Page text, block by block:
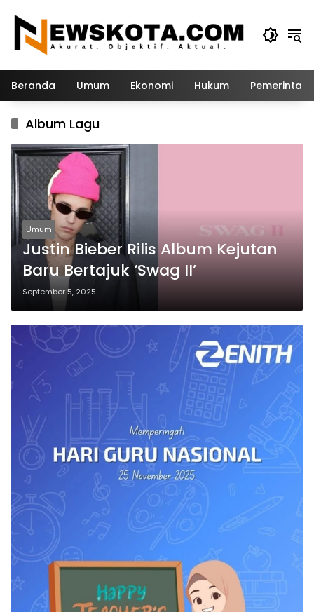
konten
Beranda Umum Ekonomi Hukum
Album Lagu
Umum
Justin Bieber Rilis Album Kejutan
Baru Bertajuk ‘Swag II’
September 5, 2025